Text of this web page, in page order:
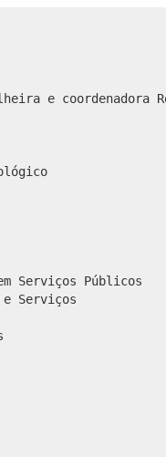
e
Serviços Públicos
Serviços